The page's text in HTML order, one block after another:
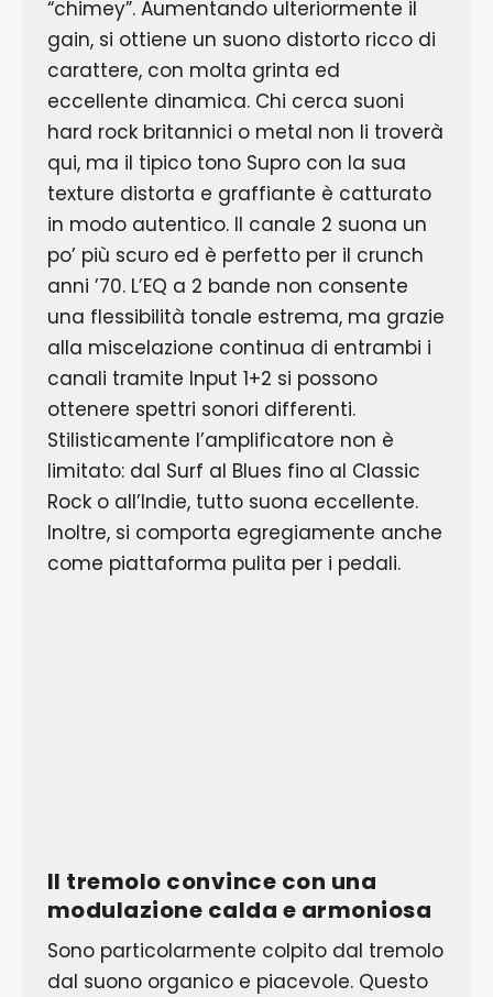
“chimey”. Aumentando ulteriormente il
gain, si ottiene un suono distorto ricco di
carattere, con molta grinta ed
eccellente dinamica. Chi cerca suoni
hard rock britannici o metal non li troverà
qui, ma il tipico tono Supro con la sua
texture distorta e graffiante è catturato
in modo autentico. Il canale 2 suona un
po’ più scuro ed è perfetto per il crunch
anni ’70. L’EQ a 2 bande non consente
una flessibilità tonale estrema, ma grazie
alla miscelazione continua di entrambi i
canali tramite Input 1+2 si possono
ottenere spettri sonori differenti.
Stilisticamente l’amplificatore non è
limitato: dal Surf al Blues fino al Classic
Rock o all’Indie, tutto suona eccellente.
Inoltre, si comporta egregiamente anche
come piattaforma pulita per i pedali.
Il tremolo convince con una
modulazione calda e armoniosa
Sono particolarmente colpito dal tremolo
dal suono organico e piacevole. Questo